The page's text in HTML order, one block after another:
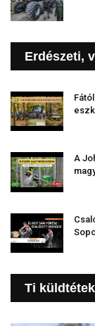
Erdészeti,
A
Ti